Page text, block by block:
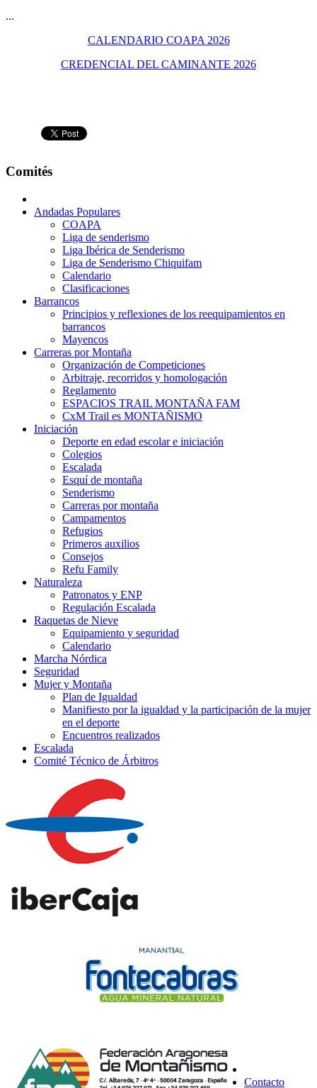
...
CALENDARIO COAPA 2026
CREDENCIAL DEL CAMINANTE 2026
Comités
Andadas Populares
COAPA
Liga de senderismo
Liga Ibérica de Senderismo
Liga de Senderismo Chiquifam
Calendario
Clasificaciones
Barrancos
Principios y reflexiones de los reequipamientos en
barrancos
Mayencos
Carreras por Montaña
Organización de Competiciones
Arbitraje, recorridos y homologación
Reglamento
ESPACIOS TRAIL MONTAÑA FAM
CxM Trail es MONTAÑISMO
Iniciación
Deporte en edad escolar e iniciación
Colegios
Escalada
Esquí de montaña
Senderismo
Carreras por montaña
Campamentos
Refugios
Primeros auxilios
Consejos
Refu Family
Naturaleza
Patronatos y ENP
Regulación Escalada
Raquetas de Nieve
Equipamiento y seguridad
Calendario
Marcha Nórdica
Seguridad
Mujer y Montaña
Plan de Igualdad
Manifiesto por la igualdad y la participación de la mujer
en el deporte
Encuentros realizados
Escalada
Comité Técnico de Árbitros
Contacto